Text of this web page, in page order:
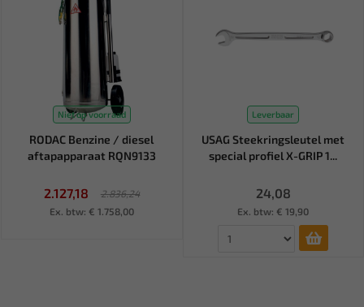
Niet op voorraad
RODAC Benzine / diesel
aftapapparaat RQN9133
2.127,18
2.836,24
Ex. btw: € 1.758,00
Leverbaar
USAG Steekringsleutel met
special profiel X-GRIP 1...
24,08
Ex. btw: € 19,90